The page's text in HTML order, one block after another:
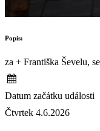
Popis:
za + Františka Ševelu,
Datum začátku události
Čtvrtek 4.6.2026